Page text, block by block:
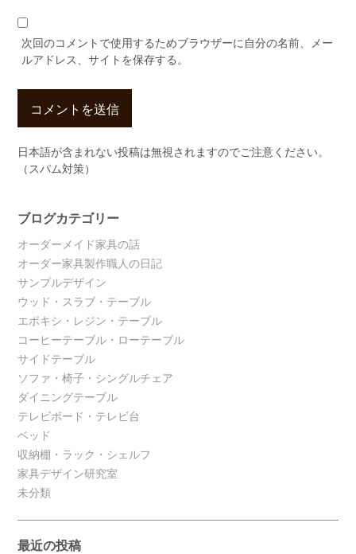
次回のコメントで使用するためブラウザーに自分の名前、メー
ルアドレス、サイトを保存する。
日本語が含まれない投稿は無視されますのでご注意ください。
（スパム対策）
ブログカテゴリー
オーダーメイド家具の話
オーダー家具製作職人の日記
サンプルデザイン
ウッド・スラブ・テーブル
エポキシ・レジン・テーブル
コーヒーテーブル・ローテーブル
サイドテーブル
ソファ・椅子・シングルチェア
ダイニングテーブル
テレビボード・テレビ台
ベッド
収納棚・ラック・シェルフ
家具デザイン研究室
未分類
最近の投稿